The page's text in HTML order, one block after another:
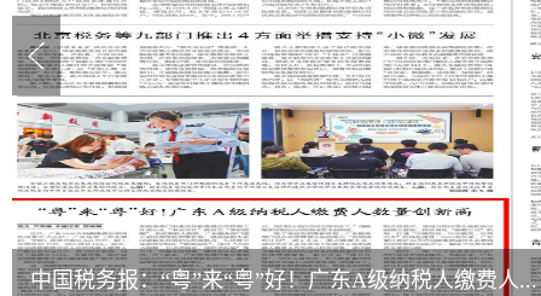
中国税务报：“粤”来“粤”好！广东A级纳税人缴费人...